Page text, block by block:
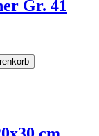
Gr. 41